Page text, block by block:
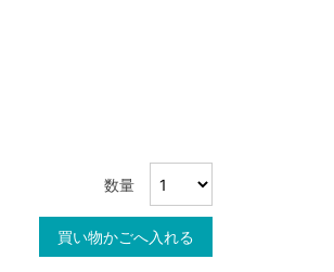
数量
買い物かごへ入れる